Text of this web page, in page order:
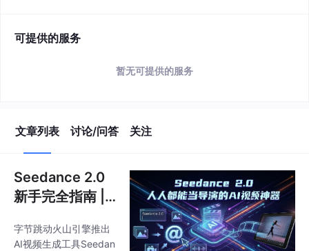
可提供的服务
暂无可提供的服务
文章列表 讨论/问答 关注
Seedance 2.0
新手完全指南 |
视频导演
字节跳动火山引擎推出
AI视频生成工具Seedan